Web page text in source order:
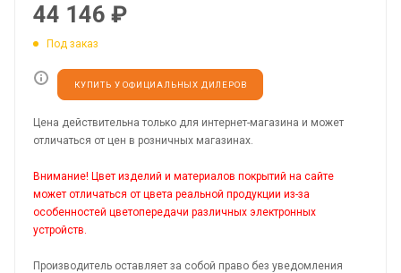
44 146 ₽
Под заказ
КУПИТЬ У ОФИЦИАЛЬНЫХ ДИЛЕРОВ
Цена действительна только для интернет-магазина и может
отличаться от цен в розничных магазинах.
Внимание! Цвет изделий и материалов покрытий на сайте
может отличаться от цвета реальной продукции из-за
особенностей цветопередачи различных электронных
устройств.
Производитель оставляет за собой право без уведомления